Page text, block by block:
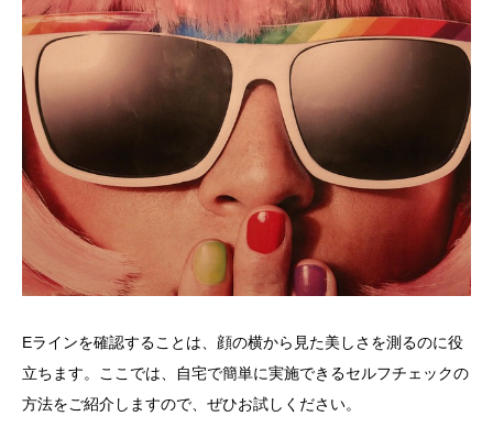
Eラインを確認することは、顔の横から見た美しさを測るのに役
立ちます。ここでは、自宅で簡単に実施できるセルフチェックの
方法をご紹介しますので、ぜひお試しください。